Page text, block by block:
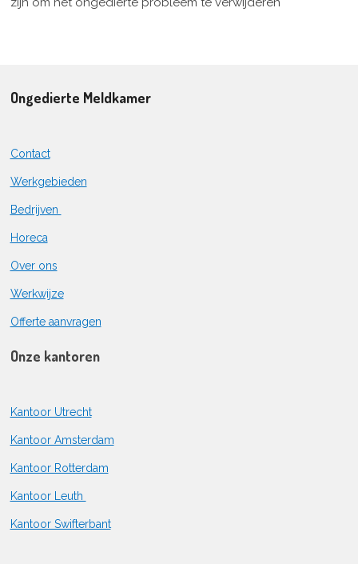
Ongedierte Meldkamer
Contact
Werkgebieden
Bedrijven
Horeca
Over ons
Werkwijze
Offerte aanvragen
Onze kantoren
Kantoor Utrecht
Kantoor Amsterdam
Kantoor Rotterdam
Kantoor Leuth
Kantoor Swifterbant